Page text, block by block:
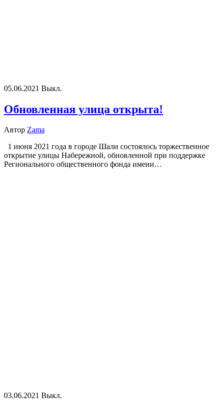
05.06.2021 Выкл.
Обновленная улица открыта!
Автор Zama
1 июня 2021 года в городе Шали состоялось торжественное
открытие улицы Набережной, обновленной при поддержке
Регионального общественного фонда имени…
03.06.2021 Выкл.